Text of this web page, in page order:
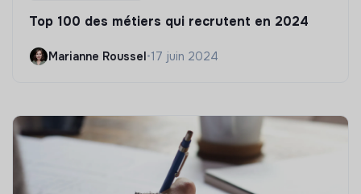
Top 100 des métiers qui recrutent en 2024
Marianne Roussel•17 juin 2024